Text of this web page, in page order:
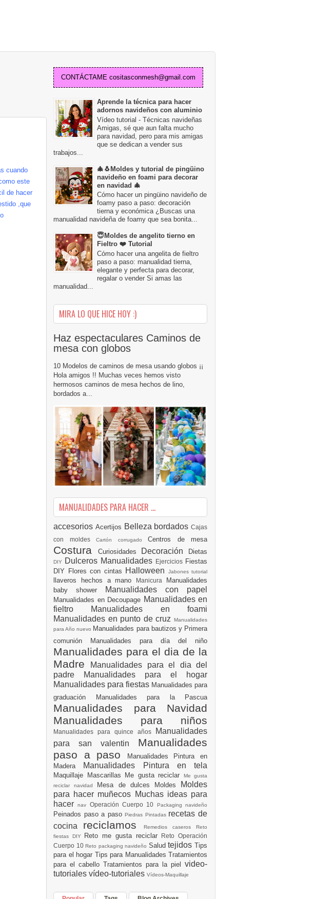
cuando
este
de hacer
,que
CONTÁCTAME cositasconmesh@gmail.com
Aprende la técnica para hacer
adornos navideños con aluminio
Vídeo tutorial - Técnicas navideñas
Amigas, sé que aun falta mucho
para navidad, pero para mis amigas
que se dedican a vender sus
trabajos...
🎄🐧Moldes y tutorial de pingüino
navideño en foami para decorar
en navidad 🎄
Cómo hacer un pingüino navideño de
foamy paso a paso: decoración
tierna y económica ¿Buscas una
manualidad navideña de foamy que sea bonita...
😇Moldes de angelito tierno en
Fieltro ❤️ Tutorial
Cómo hacer una angelita de fieltro
paso a paso: manualidad tierna,
elegante y perfecta para decorar,
regalar o vender Si amas las
manualidad...
MIRA LO QUE HICE HOY :)
Haz espectaculares Caminos de
mesa con globos
10 Modelos de caminos de mesa usando globos ¡¡
Hola amigos !! Muchas veces hemos visto
hermosos caminos de mesa hechos de lino,
bordados a...
MANUALIDADES PARA HACER ...
accesorios Acertijos Belleza bordados Cajas
con moldes Cartón corrugado Centros de mesa
Costura Curiosidades Decoración Dietas
DIY Dulceros Manualidades Ejercicios Fiestas
DIY Flores con cintas Halloween Jabones tutorial
llaveros hechos a mano Manicura Manualidades
baby shower
Manualidades con papel
Manualidades en Decoupage Manualidades en
fieltro Manualidades en foami
Manualidades en punto de cruz
Manualidades
para Año nuevo Manualidades para bautizos y Primera
comunión Manualidades para día del niño
Manualidades para el dia de la
Madre
Manualidades para el dia del
padre
Manualidades para el hogar
Manualidades para fiestas Manualidades para
graduación Manualidades para la Pascua
Manualidades para Navidad
Manualidades para niños
Manualidades para quince años
Manualidades
para san valentin Manualidades
paso a paso
Manualidades Pintura en
Madera
Manualidades Pintura en tela
Maquillaje Mascarillas Me gusta reciclar
Me gusta
reciclar navidad Mesa de dulces Moldes
Moldes
para hacer muñecos Muchas ideas para
hacernav Operación Cuerpo 10 Packaging navideño
Peinados paso a pasoPiedras Pintadas recetas de
cocina reciclamos Remedios caseros Reto
fiestas DIY Reto me gusta reciclar
Reto Operación
Cuerpo 10Reto packaging navideño SaludtejidosTips
para el hogar Tips para Manualidades Tratamientos
para el cabello Tratamientos para la piel video-
tutoriales vídeo-tutoriales Vídeos-Maquillaje